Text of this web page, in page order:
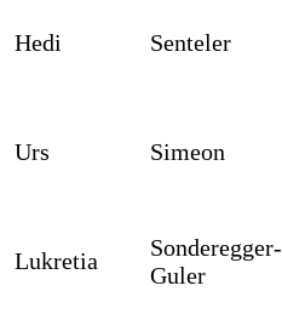
Hedi Senteler
Urs Simeon
Lukretia
Sonderegger-
Guler